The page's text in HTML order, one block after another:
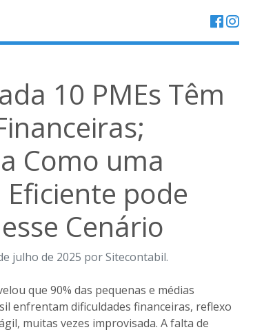
10 PMEs Têm
Como uma
Eficiente pode
Cenário
julho de 2025 por Sitecontabil.
que 90% das pequenas e médias
enfrentam dificuldades financeiras, reflexo
muitas vezes improvisada. A falta de